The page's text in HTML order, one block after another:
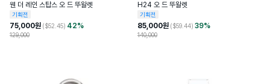
웬 더 레인 스탑스 오 드 뚜왈렛
기획전
75,000원 ($52.45) 42%
129,000
H24 오 드 뚜왈렛
기획전
85,000원 ($59.44) 39%
140,000